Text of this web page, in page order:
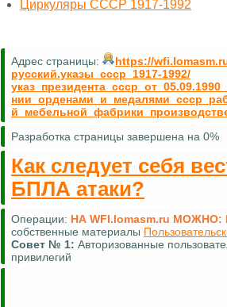
Циркуляры СССР 1917-1992
Адрес страницы:
https://
русский.указы_ссср_1917-1992/
Разработка страницы завершена на 0%
Как следует себя
БПЛА атаки?
Операции: НА WFI.lomasm.ru МОЖНО:
собственные материалы
Совет № 1: Авторизованные
привилегий